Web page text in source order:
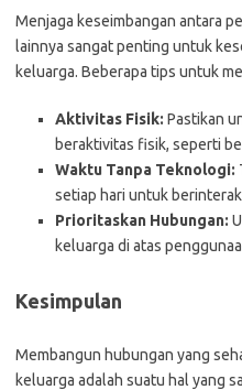
Menjaga keseimbangan antara
lainnya sangat penting untuk
keluarga. Beberapa tips untuk
Aktivitas Fisik: Pastikan
beraktivitas fisik, seperti
Waktu Tanpa Teknologi:
setiap hari untuk
Prioritaskan Hubungan:
keluarga di atas
Kesimpulan
Membangun hubungan yang
keluarga adalah suatu hal yang